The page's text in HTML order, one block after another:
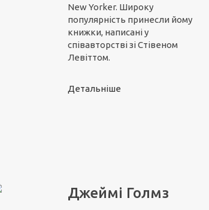
New Yorker. Широку
популярність принесли йому
книжки, написані у
співавторстві зі Стівеном
Левіттом.
Детальніше
Джеймі Голмз